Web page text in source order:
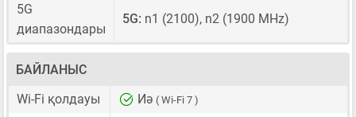
5G
диапазондары
5G: n1 (2100), n2 (1900 MHz)
БАЙЛАНЫС
Wi-Fi қолдауы
Иә ( Wi-Fi 7 )